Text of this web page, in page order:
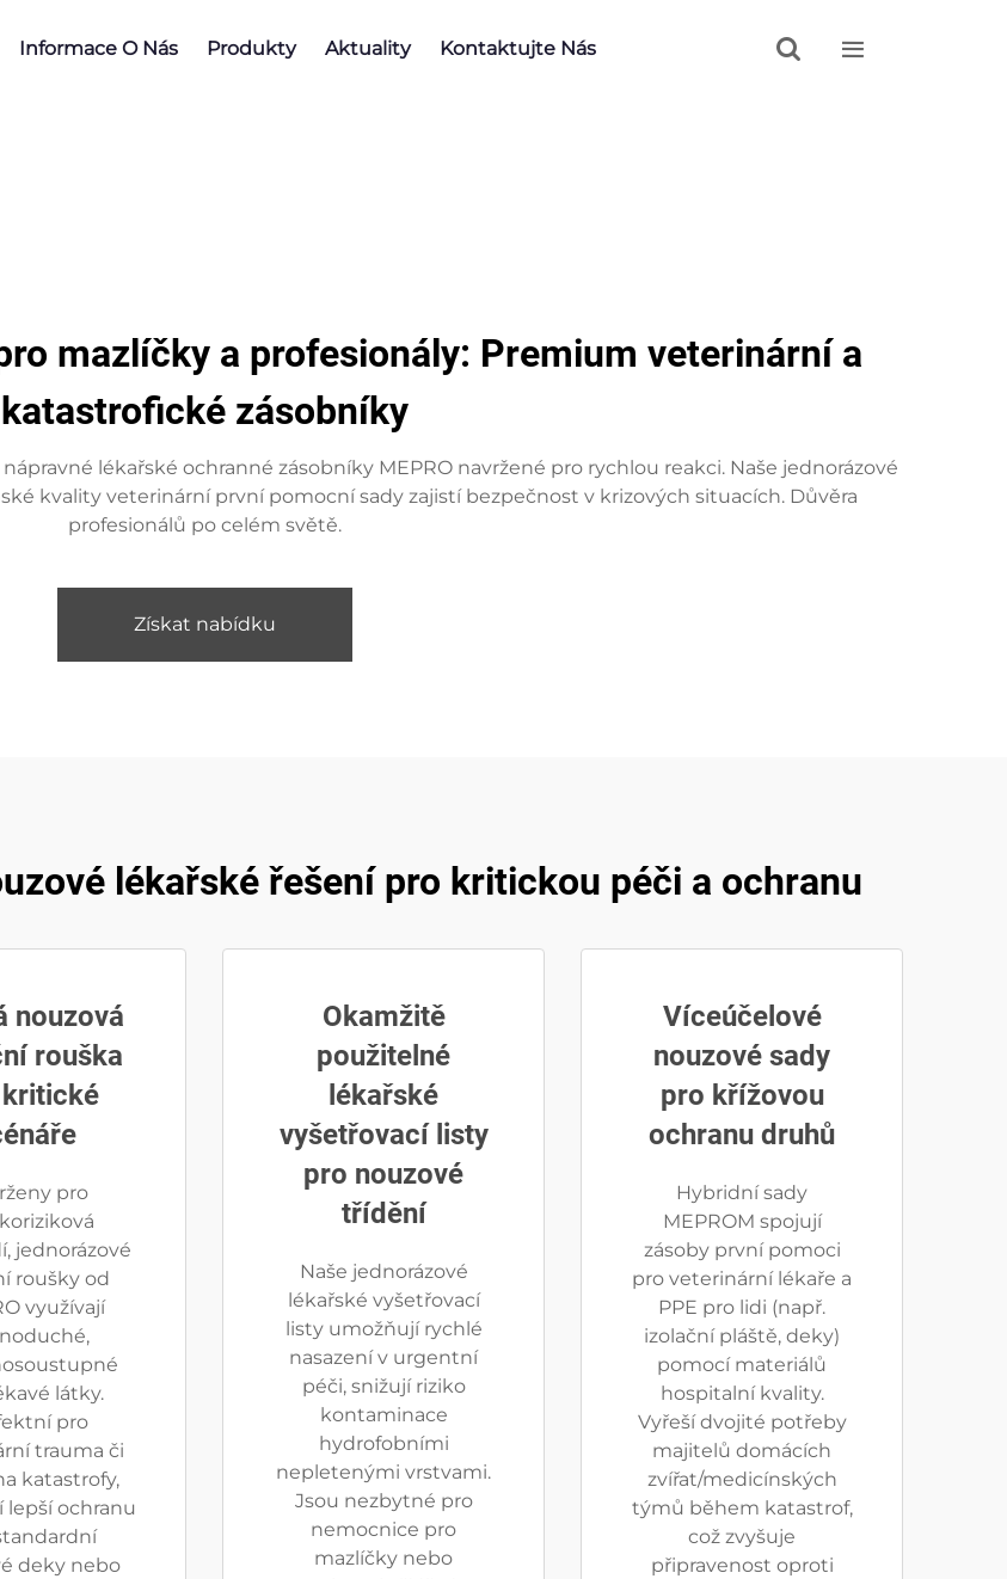
Informace O Nás Produkty Aktuality Kontaktujte Nás  
mazlíčky a profesionály: Premium veterinární a
katastrofické zásobníky
lékařské ochranné zásobníky MEPRO navržené pro rychlou reakci. Naše jednorázové
kvality veterinární první pomocní sady zajistí bezpečnost v krizových situacích. Důvěra
profesionálů po celém světě.
Získat nabídku
lékařské řešení pro kritickou péči a ochranu
nouzová
rouška
pro
jednorázové
roušky od
využívají
látky.
pro
trauma či
katastrofy,
lepší ochranu
deky nebo
Okamžitě
použitelné
lékařské
vyšetřovací listy
pro nouzové
třídění
Naše jednorázové
lékařské vyšetřovací
listy umožňují rychlé
nasazení v urgentní
péči, snižují riziko
kontaminace
hydrofobními
nepletenými vrstvami.
Jsou nezbytné pro
nemocnice pro
mazlíčky nebo
Víceúčelové
nouzové sady
pro křížovou
ochranu druhů
Hybridní sady
MEPROM spojují
zásoby první pomoci
pro veterinární lékaře a
PPE pro lidi (např.
izolační pláště, deky)
pomocí materiálů
hospitalní kvality.
Vyřeší dvojité potřeby
majitelů domácích
zvířat/medicínských
týmů během katastrof,
což zvyšuje
připravenost oproti